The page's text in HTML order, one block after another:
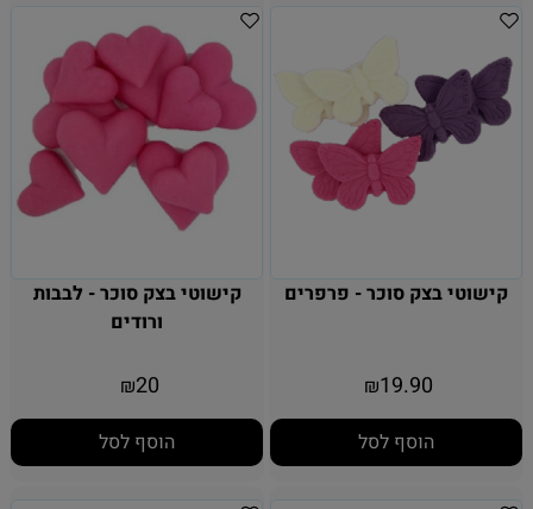
קישוטי בצק סוכר - פרפרים
₪19.90
הוסף לסל
קישוטי בצק סוכר - לבבות
ורודים
₪20
הוסף לסל